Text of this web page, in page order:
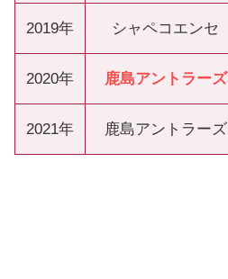
2019年 シャペコエンセ
2020年 鹿島アントラーズ
2021年 鹿島アントラーズ